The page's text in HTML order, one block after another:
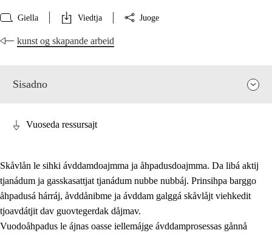
Giella Viedtja Juoge
kunst og skapande arbeid
Sisadno
Vuoseda ressursajt
Skåvlån le sihki ávddamdoajmma ja åhpadusdoajmma. Da libá aktij
tjanádum ja gasskasattjat tjanádum nubbe nubbáj. Prinsihpa barggo
åhpadusá hárráj, åvddånibme ja ávddam galggá skåvlåjt viehkedit
tjoavdátjit dav guovtegerdak dåjmav.
Vuodoåhpadus le ájnas oasse iellemájge ávddamprosessas gånnå